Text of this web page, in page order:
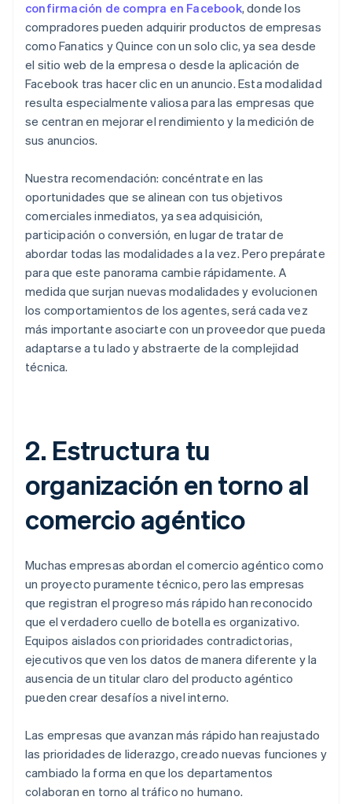
confirmación de compra en Facebook, donde los
compradores pueden adquirir productos de empresas
como Fanatics y Quince con un solo clic, ya sea desde
el sitio web de la empresa o desde la aplicación de
Facebook tras hacer clic en un anuncio. Esta modalidad
resulta especialmente valiosa para las empresas que
se centran en mejorar el rendimiento y la medición de
sus anuncios.
Nuestra recomendación: concéntrate en las
oportunidades que se alinean con tus objetivos
comerciales inmediatos, ya sea adquisición,
participación o conversión, en lugar de tratar de
abordar todas las modalidades a la vez. Pero prepárate
para que este panorama cambie rápidamente. A
medida que surjan nuevas modalidades y evolucionen
los comportamientos de los agentes, será cada vez
más importante asociarte con un proveedor que pueda
adaptarse a tu lado y abstraerte de la complejidad
técnica.
2. Estructura tu
organización en torno al
comercio agéntico
Muchas empresas abordan el comercio agéntico como
un proyecto puramente técnico, pero las empresas
que registran el progreso más rápido han reconocido
que el verdadero cuello de botella es organizativo.
Equipos aislados con prioridades contradictorias,
ejecutivos que ven los datos de manera diferente y la
ausencia de un titular claro del producto agéntico
pueden crear desafíos a nivel interno.
Las empresas que avanzan más rápido han reajustado
las prioridades de liderazgo, creado nuevas funciones y
cambiado la forma en que los departamentos
colaboran en torno al tráfico no humano.